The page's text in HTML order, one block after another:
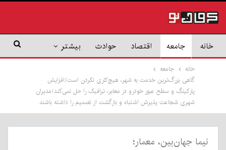
خانه جامعه اقتصاد حوادث بیشتر
خانه
جامعه
گاهی بزرگ‌ترین خدمت به شهر، هیچ‌کاری نکردن است/افزایش
پارکینگ و سطح عبور خودرو در معابر، ترافیک را حل نمی‌کند/مديران
شهری شجاعت پذیرش اشتباه و بازگشت از تصمیم را داشته باشند
نیما جهان‌بین، معمار؛